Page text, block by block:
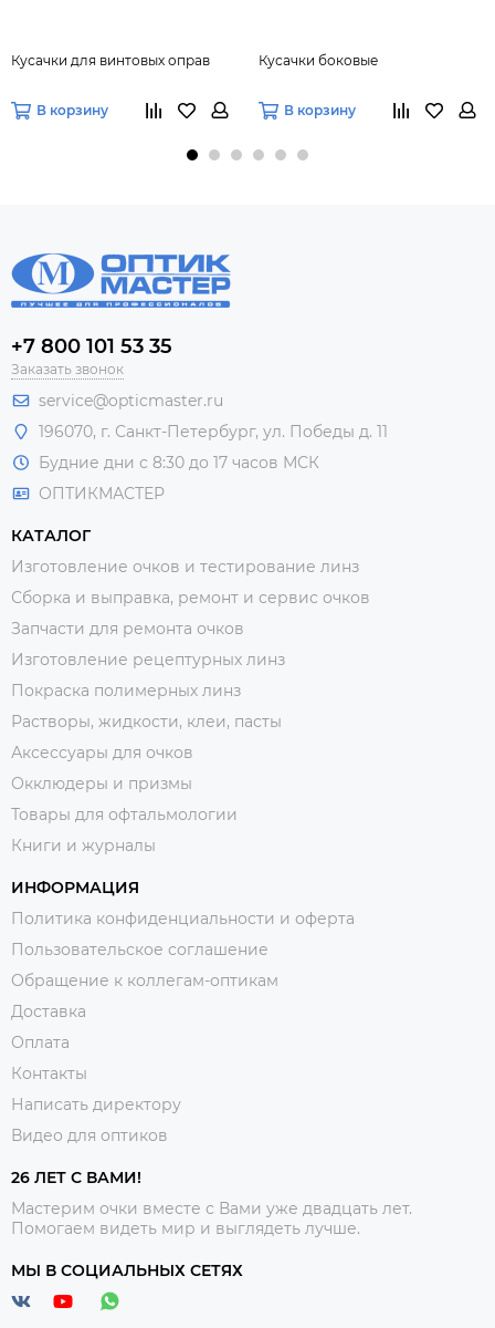
Кусачки для винтовых оправ
В корзину
Кусачки боковые
В корзину
+7 800 101 53 35
Заказать звонок
service@opticmaster.ru
196070, г. Санкт-Петербург, ул. Победы д. 11
Будние дни с 8:30 до 17 часов МСК
ОПТИКМАСТЕР
КАТАЛОГ
Изготовление очков и тестирование линз
Сборка и выправка, ремонт и сервис очков
Запчасти для ремонта очков
Изготовление рецептурных линз
Покраска полимерных линз
Растворы, жидкости, клеи, пасты
Аксессуары для очков
Окклюдеры и призмы
Товары для офтальмологии
Книги и журналы
ИНФОРМАЦИЯ
Политика конфиденциальности и оферта
Пользовательское соглашение
Обращение к коллегам-оптикам
Доставка
Оплата
Контакты
Написать директору
Видео для оптиков
26 ЛЕТ С ВАМИ!
Мастерим очки вместе с Вами уже двадцать лет.
Помогаем видеть мир и выглядеть лучше.
МЫ В СОЦИАЛЬНЫХ СЕТЯХ